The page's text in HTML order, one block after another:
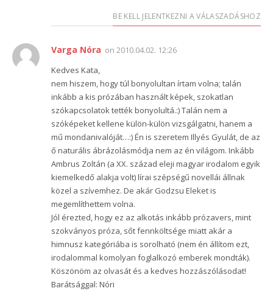
BE KELL JELENTKEZNI A VÁLASZADÁSHOZ
Varga Nóra on 2010.04.02. 12:26
Kedves Kata,
nem hiszem, hogy túl bonyolultan írtam volna; talán
inkább a kis prózában használt képek, szokatlan
szókapcsolatok tették bonyolultá.:) Talán nem a
szóképeket kellene külön-külön vizsgálgatni, hanem a
mű mondanivalóját…:) Én is szeretem Illyés Gyulát, de az
ő naturális ábrázolásmódja nem az én világom. Inkább
Ambrus Zoltán (a XX. század eleji magyar irodalom egyik
kiemelkedő alakja volt) lírai szépségű novellái állnak
közel a szívemhez. De akár Godzsu Eleket is
megemlíthettem volna.
Jól érezted, hogy ez az alkotás inkább prózavers, mint
szokványos próza, sőt fennköltsége miatt akár a
himnusz kategóriába is sorolható (nem én állítom ezt,
irodalommal komolyan foglalkozó emberek mondták).
Köszönöm az olvasát és a kedves hozzászólásodat!
Barátsággal: Nóri